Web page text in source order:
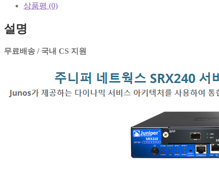
상품평 (0)
설명
무료배송 / 국내 CS 지원